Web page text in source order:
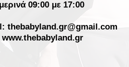
09:00 με 17:00
thebabyland.gr@gmail.com
thebabyland.gr